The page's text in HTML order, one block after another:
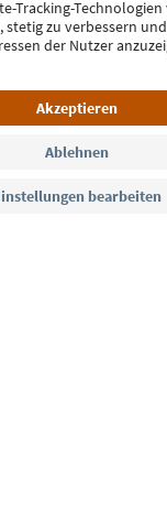
Jetzt anmelden